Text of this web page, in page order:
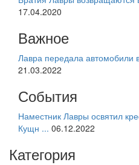
17.04.2020
Важное
Лавра передала автомобили
21.03.2022
События
Наместник Лавры освятил
Кущн ... 06.12.2022
Категория